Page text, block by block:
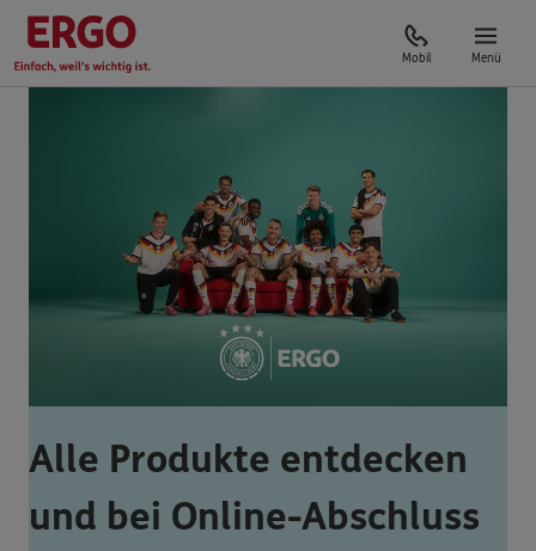
Mobil Menü
Alle Produkte entdecken
und bei Online-Abschluss